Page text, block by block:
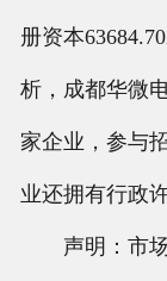
册资本
析，成都华微
家企业，参与
业还拥有行政
声明：市场